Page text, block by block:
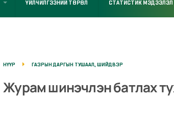
ҮЙЛЧИЛГЭЭНИЙ ТӨРӨЛ СТАТИСТИК МЭДЭЭЛЭЛ
НҮҮР ГАЗРЫН ДАРГЫН ТУШААЛ, ШИЙДВЭР
Журам шинэчлэн батлах